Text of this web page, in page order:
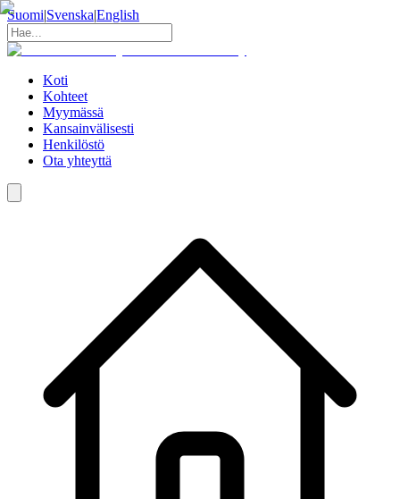
Suomi|Svenska|English
Koti
Kohteet
Myymässä
Kansainvälisesti
Henkilöstö
Ota yhteyttä